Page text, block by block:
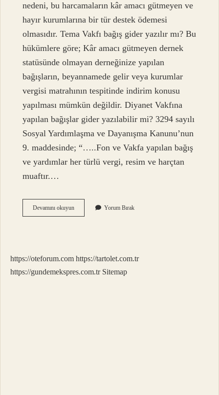
nedeni, bu harcamaların kâr amacı gütmeyen ve
hayır kurumlarına bir tür destek ödemesi
olmasıdır. Tema Vakfı bağış gider yazılır mı? Bu
hükümlere göre; Kâr amacı gütmeyen dernek
statüsünde olmayan derneğinize yapılan
bağışların, beyannamede gelir veya kurumlar
vergisi matrahının tespitinde indirim konusu
yapılması mümkün değildir. Diyanet Vakfına
yapılan bağışlar gider yazılabilir mi? 3294 sayılı
Sosyal Yardımlaşma ve Dayanışma Kanunu’nun
9. maddesinde; “…..Fon ve Vakfa yapılan bağış
ve yardımlar her türlü vergi, resim ve harçtan
muaftır.…
Devamını okuyunHangi
Vakıflara
Yorum Bırak
https://oteforum.com https://tartolet.com.tr
https://gundemekspres.com.tr Sitemap